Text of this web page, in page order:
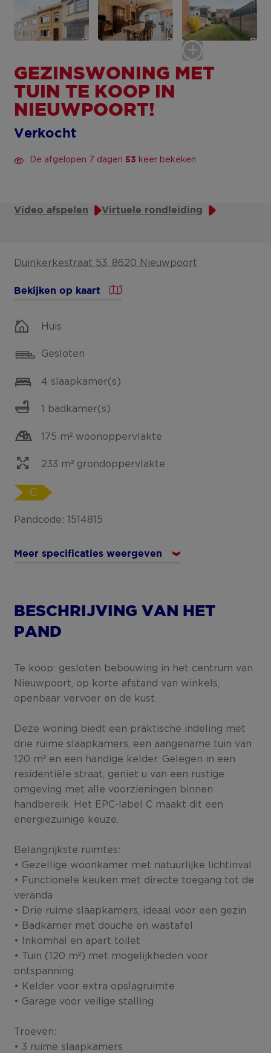
GEZINSWONING MET
TUIN TE KOOP IN
NIEUWPOORT!
De afgelopen 7 dagen 53 keer bekeken
Verkocht
Video afspelen Virtuele rondleiding
Duinkerkestraat 53, 8620 Nieuwpoort
Bekijken op kaart
Huis
Gesloten
4 slaapkamer(s)
1 badkamer(s)
175 m² woonoppervlakte
233 m² grondoppervlakte
C
Pandcode: 1514815
Meer specificaties weergeven
BESCHRIJVING VAN HET
PAND
Te koop: gesloten bebouwing in het centrum van
Nieuwpoort, op korte afstand van winkels,
openbaar vervoer en de kust.
Deze woning biedt een praktische indeling met
drie ruime slaapkamers, een aangename tuin van
120 m² en een handige kelder. Gelegen in een
residentiële straat, geniet u van een rustige
omgeving met alle voorzieningen binnen
handbereik. Het EPC-label C maakt dit een
energiezuinige keuze.
Belangrijkste ruimtes:
• Gezellige woonkamer met natuurlijke lichtinval
• Functionele keuken met directe toegang tot de
veranda
• Drie ruime slaapkamers, ideaal voor een gezin
• Badkamer met douche en wastafel
• Inkomhal en apart toilet
• Tuin (120 m²) met mogelijkheden voor
ontspanning
• Kelder voor extra opslagruimte
• Garage voor veilige stalling
Troeven:
• 3 ruime slaapkamers